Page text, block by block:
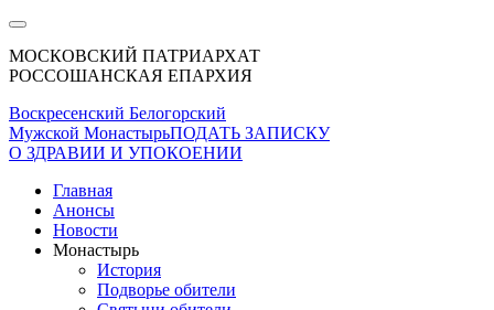
МОСКОВСКИЙ ПАТРИАРХАТ
РОССОШАНСКАЯ ЕПАРХИЯ
Воскресенский Белогорский
Мужской МонастырьПОДАТЬ ЗАПИСКУ
О ЗДРАВИИ И УПОКОЕНИИ
Главная
Анонсы
Новости
Монастырь
История
Подворье обители